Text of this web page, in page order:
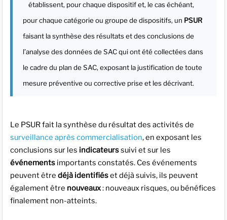
établissent, pour chaque dispositif et, le cas échéant,
pour chaque catégorie ou groupe de dispositifs, un PSUR
faisant la synthèse des résultats et des conclusions de
l’analyse des données de SAC qui ont été collectées dans
le cadre du plan de SAC, exposant la justification de toute
mesure préventive ou corrective prise et les décrivant.
Le PSUR fait la synthèse du résultat des activités de
surveillance après commercialisation, en exposant les
conclusions sur les indicateurssuivi et sur les
événementsimportants constatés. Ces événements
peuvent être déjà identifiéset déjà suivis, ils peuvent
également être nouveaux: nouveaux risques, ou bénéfices
finalement non-atteints.